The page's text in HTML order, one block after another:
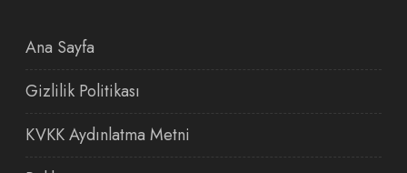
Ana Sayfa
Gizlilik Politikası
KVKK Aydınlatma Metni